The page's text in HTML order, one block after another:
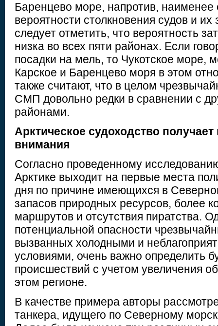
Баренцево море, напротив, наименее
вероятности столкновения судов и
следует отметить, что вероятность
низка во всех пяти районах. Если
посадки на мель, то Чукотское море,
Карское и Баренцево моря в этом
также считают, что в целом
СМП довольно редки в сравнении с
районами.
Арктическое судоходство
внимания
Согласно проведенному
Арктике выходит на первые места
дня по причине имеющихся в
запасов природных ресурсов, более
маршрутов и отсутствия пиратства.
потенциальной опасности
вызванных холодными и
условиями, очень важно определить
происшествий с учетом увеличения
этом регионе.
В качестве примера авторы
танкера, идущего по Северному